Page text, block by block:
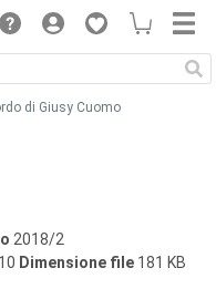
di Giusy Cuomo
2018/2
Dimensione file 181 KB